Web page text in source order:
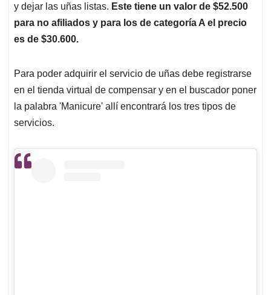
y dejar las uñas listas. Este tiene un valor de $52.500
para no afiliados y para los de categoría A el precio
es de $30.600.
Para poder adquirir el servicio de uñas debe registrarse
en el tienda virtual de compensar y en el buscador poner
la palabra 'Manicure' allí encontrará los tres tipos de
servicios.